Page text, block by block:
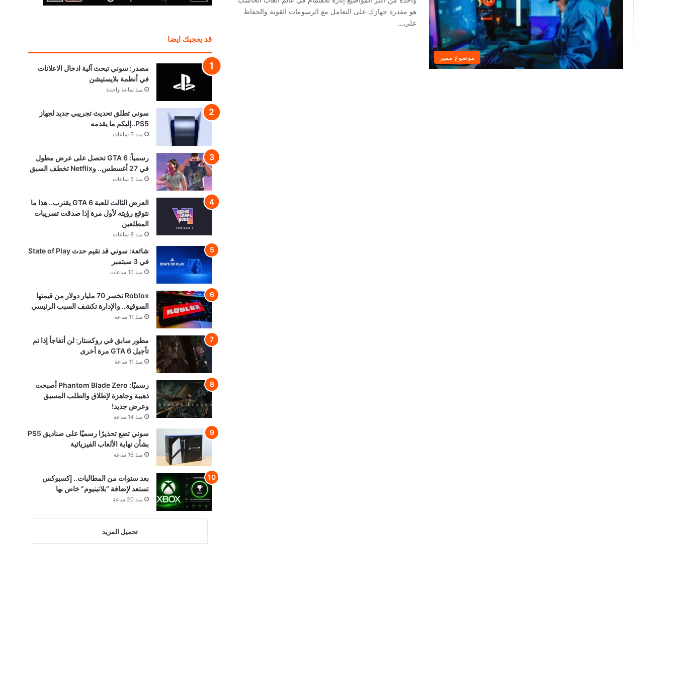
موضوع مميز
هو مقدرة جهازك على التعامل مع الرسومات القوية والحفاظ
على…
قد يعجبك ايضا
مصدر: سوني تبحث آلية ادخال الاعلانات
في أنظمة بلايستيشن
منذ ساعة واحدة
سوني تطلق تحديث تجريبي جديد لجهاز
PS5..إليكم ما يقدمه
منذ 3 ساعات
رسمياً: GTA 6 تحصل على عرض مطول
في 27 أغسطس.. وNetflix تخطف السبق
منذ 5 ساعات
العرض الثالث للعبة GTA 6 يقترب.. هذا ما
نتوقع رؤيته لأول مرة إذا صدقت تسريبات
المطلعين
منذ 8 ساعات
شائعة: سوني قد تقيم حدث State of Play
في 3 سبتمبر
منذ 10 ساعات
Roblox تخسر 70 مليار دولار من قيمتها
السوقية.. والإدارة تكشف السبب الرئيسي
منذ 11 ساعة
مطور سابق في روكستار: لن أتفاجأ إذا تم
تأجيل GTA 6 مرة أخرى
منذ 11 ساعة
رسميًا: Phantom Blade Zero أصبحت
ذهبية وجاهزة لإطلاق والطلب المسبق
وعرض جديد!
منذ 14 ساعة
سوني تضع تحذيرًا رسميًا على صناديق PS5
بشأن نهاية الألعاب الفيزيائية
منذ 16 ساعة
بعد سنوات من المطالبات.. إكسبوكس
تستعد لإضافة “بلاتينيوم” خاص بها
منذ 20 ساعة
تحميل المزيد